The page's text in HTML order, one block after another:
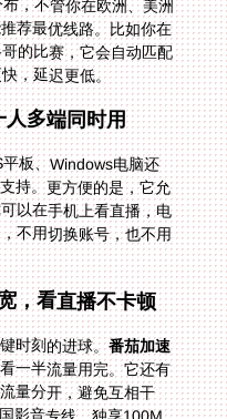
，不管你在欧洲、美洲
智能推荐最优线路。比如你在
摩洛哥的比赛，它会自动匹配
，延迟更低。
多端同时用
板、Windows电脑还
持。更方便的是，它允
设备同时使用——你可以在手机上看直播，电
，平板上刷赛事新闻，不用切换账号，也不用
，看直播不卡顿
时刻的进球。番茄加速
一半流量用完。它还有
流量分开，避免互相干
国影音专线，独享100M
流畅播放，不会出现画